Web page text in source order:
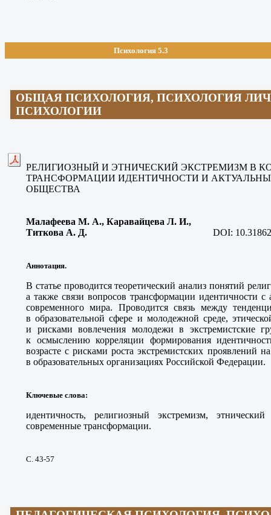
Психология 5.3
ОБЩАЯ ПСИХОЛОГИЯ, ПСИХОЛОГИЯ
ПСИХОЛОГИИ
РЕЛИГИОЗНЫЙ И ЭТНИЧЕСКИЙ ЭКСТРЕМИЗМ В
ТРАНСФОРМАЦИИ ИДЕНТИЧНОСТИ И
ОБЩЕСТВА
Малафеева М. А., Каравайцева Л. И.,
Титкова А. Д. DOI:
Аннотация.
В статье проводится теоретический анализ понятий
а также связи вопросов трансформации идентичности
современного мира. Проводится связь между
в образовательной сфере и молодежной среде,
и рисками вовлечения молодежи в экстремистские
к осмыслению корреляции формирования
возрасте с рисками роста экстремистских проявлений
в образовательных организациях Российской Федерации.
Ключевые слова:
идентичность, религиозный экстремизм,
современные трансформации.
С. 43-57